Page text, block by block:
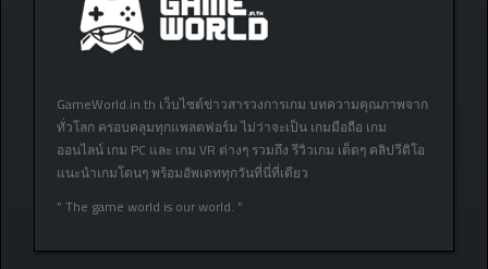
GameWorld.in.th เว็บไซต์ข่าวสารวงการเกม บทความคุณภาพจาก
ทั่วโลก ครอบคลุมทุกแพลตฟอร์ม ไม่ว่าจะเป็น เกมมือถือ เกม
ออนไลน์ เกม PC และ เกม VR ต่างๆ รวมถึง รีวิวเกม เด็ดๆ คลิปวีดิโอ
แนะนำเกมโดนๆ พร้อมอัพเดททุกวันที่นี่ที่เดียว
” The game world is our world. “